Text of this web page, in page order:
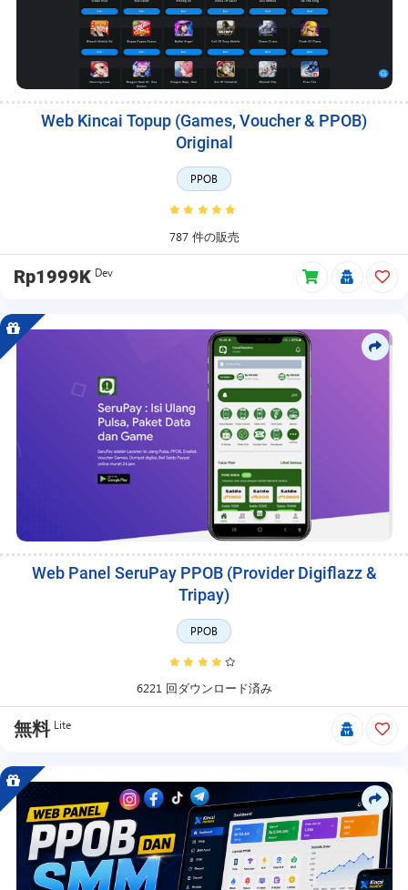
Web Kincai Topup (Games, Voucher & PPOB)
Original
PPOB
787 件の販売
Rp1999K Dev
Web Panel SeruPay PPOB (Provider Digiflazz &
Tripay)
PPOB
6221 回ダウンロード済み
無料 Lite